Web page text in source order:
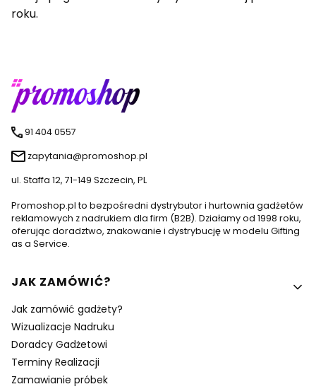
roku.
91 404 0557
zapytania@promoshop.pl
ul. Staffa 12, 71-149 Szczecin, PL
Promoshop.pl to bezpośredni dystrybutor i hurtownia gadżetów
reklamowych z nadrukiem dla firm (B2B). Działamy od 1998 roku,
oferując doradztwo, znakowanie i dystrybucję w modelu Gifting
as a Service.
Linki w stopce
JAK ZAMÓWIĆ?
Jak zamówić gadżety?
Wizualizacje Nadruku
Doradcy Gadżetowi
Terminy Realizacji
Zamawianie próbek